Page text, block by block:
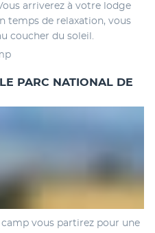
arriverez à votre lodge
temps de relaxation, vous
coucher du soleil.
PARC NATIONAL DE
vous partirez pour une